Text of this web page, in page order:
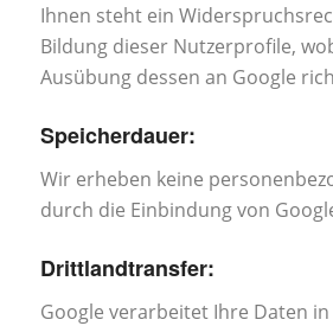
Ihnen steht ein
Bildung dieser Nutzerprofile,
Ausübung dessen an Google
Speicherdauer:
Wir erheben keine
durch die Einbindung von
Drittlandtransfer:
Google verarbeitet Ihre Daten